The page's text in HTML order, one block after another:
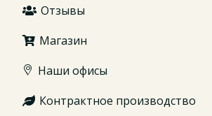
Отзывы
Магазин
Наши офисы
Контрактное производство